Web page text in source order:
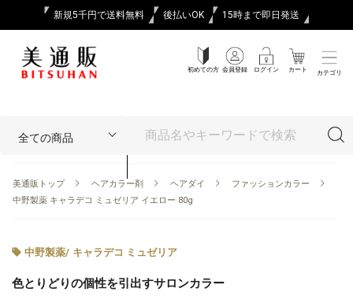
新規5千円で送料無料 後払いOK 15時まで即日発送
初めての方 会員登録 ログイン カート カテゴリ
美通販トップ ヘアカラー剤 ヘアダイ
ファッションカラー
中野製薬 キャラデコ ミュゼリア イエロー 80g
中野製薬/ キャラデコ ミュゼリア
色とりどりの個性を引出すサロンカラー